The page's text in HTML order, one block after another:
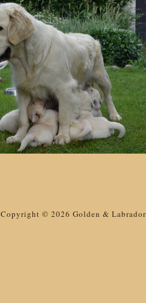
Copyright © 2026 Golden &